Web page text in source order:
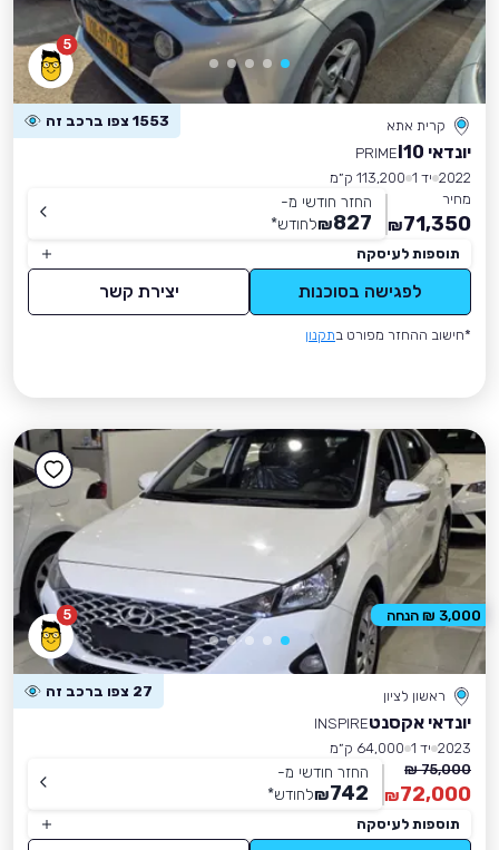
5
קרית אתא 1553 צפו ברכב זה
יונדאי I10
PRIME
2022 יד 1
113,200 ק״מ
מחיר
71,350
₪
החזר חודשי מ-
827
₪לחודש*
תוספות לעיסקה
לפגישה בסוכנות יצירת קשר
*חישוב ההחזר מפורט בתקנון
5
ראשון לציון 27 צפו ברכב זה
יונדאי אקסנטINSPIRE
2023 יד 1
64,000 ק״מ
75,000 ₪
72,000
₪
החזר חודשי מ-
742
₪לחודש*
תוספות לעיסקה
3,000 ₪ הנחה